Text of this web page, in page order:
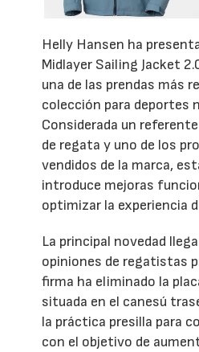
Helly Hansen ha
Midlayer Sailing Jacket
una de las prendas más
colección para deportes
Considerada un
de regata y uno de los
vendidos de la marca,
introduce mejoras
optimizar la experiencia
La principal novedad
opiniones de regatistas
firma ha eliminado la
situada en el canesú
la práctica presilla para
con el objetivo de